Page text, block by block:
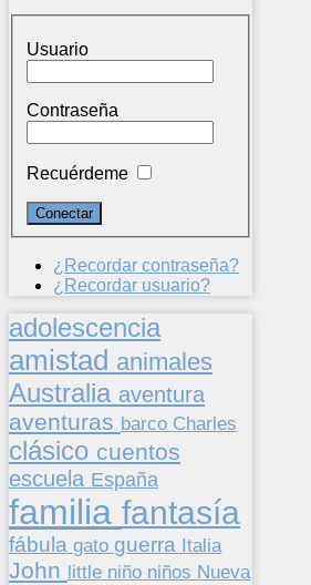
Usuario
Contraseña
Recuérdeme
¿Recordar contraseña?
¿Recordar usuario?
adolescencia
amistad animales
Australia aventura
aventuras barco Charles
clásico cuentos
escuela España
familia fantasía
fábula gato guerra Italia
John little niño niños Nueva